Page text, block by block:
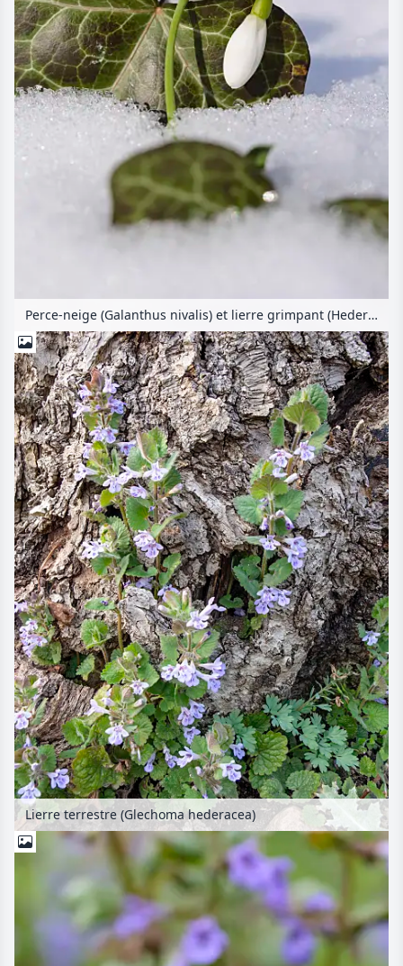
Perce-neige (Galanthus nivalis) et lierre grimpant (Hedera helix)
Lierre terrestre (Glechoma hederacea)